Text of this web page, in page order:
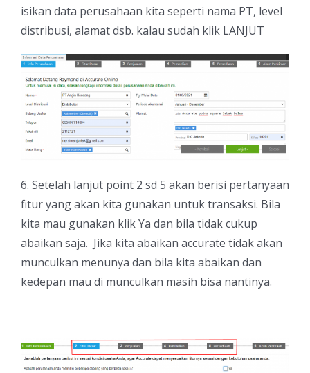
isikan data perusahaan kita seperti nama PT, level
distribusi, alamat dsb. kalau sudah klik LANJUT
6. Setelah lanjut point 2 sd 5 akan berisi pertanyaan
fitur yang akan kita gunakan untuk transaksi. Bila
kita mau gunakan klik Ya dan bila tidak cukup
abaikan saja. Jika kita abaikan accurate tidak akan
munculkan menunya dan bila kita abaikan dan
kedepan mau di munculkan masih bisa nantinya.